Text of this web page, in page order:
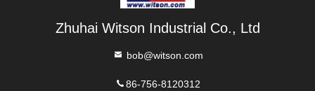
Zhuhai Witson Industrial Co., Ltd
bob@witson.com
86-756-8120312